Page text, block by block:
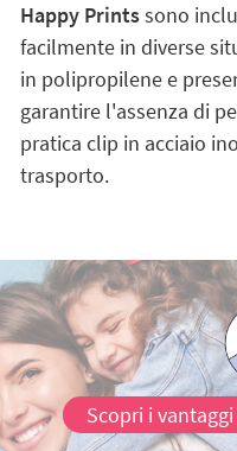
Happy Printssono
facilmente in diverse
in polipropilene e
garantire l'assenza di
pratica clip in acciaio
trasporto.
Scopri i